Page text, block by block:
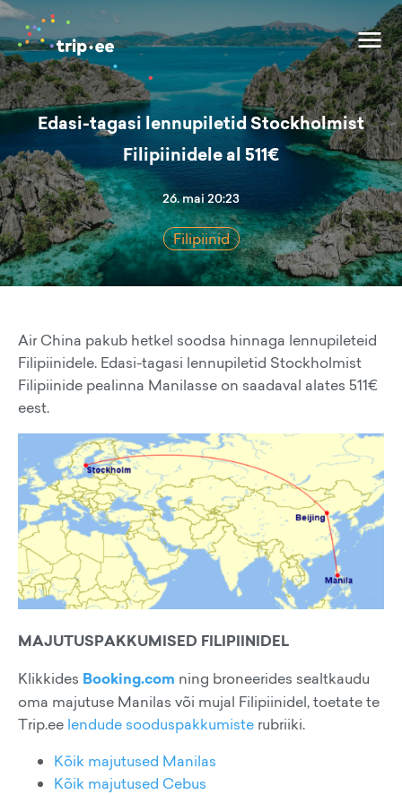
Edasi-tagasi lennupiletid Stockholmist
Filipiinidele al 511€
26. mai 20:23
Filipiinid
Air China pakub hetkel soodsa hinnaga lennupileteid
Filipiinidele. Edasi-tagasi lennupiletid Stockholmist
Filipiinide pealinna Manilasse on saadaval alates 511€
eest.
MAJUTUSPAKKUMISED FILIPIINIDEL
Klikkides Booking.com ning broneerides sealtkaudu
oma majutuse Manilas või mujal Filipiinidel, toetate te
Trip.ee lendude sooduspakkumiste rubriiki.
Kõik majutused Manilas
Kõik majutused Cebus